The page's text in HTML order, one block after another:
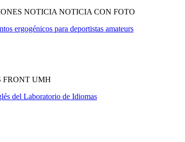
NOTICIA NOTICIA CON FOTO
ergogénicos para deportistas amateurs
FRONT UMH
del Laboratorio de Idiomas